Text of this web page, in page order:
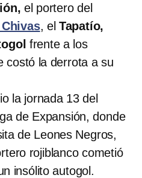
el portero del
, el Tapatío,
frente a los
costó la derrota a su
la jornada 13 del
de Expansión, donde
de Leones Negros,
rojiblanco cometió
insólito autogol.